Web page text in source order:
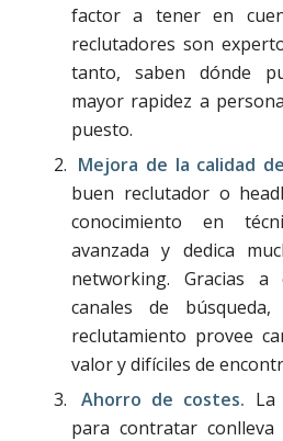
factor a tener en
reclutadores son
tanto, saben dónde
mayor rapidez a
puesto.
Mejora de la calidad
buen reclutador o
conocimiento en
avanzada y dedica
networking. Gracias a
canales de
reclutamiento provee
valor y difíciles de
Ahorro de costes. La
para contratar